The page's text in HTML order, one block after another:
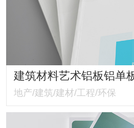
地产/建筑/建材/工程/环保